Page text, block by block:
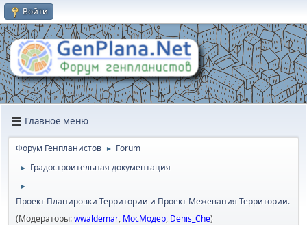
Войти
Главное меню
Форум Генпланистов ► Forum
► Градостроительная документация
►
Проект Планировки Территории и Проект Межевания Территории.
(Модераторы:wwaldemar, МосМодер, Denis_Che)